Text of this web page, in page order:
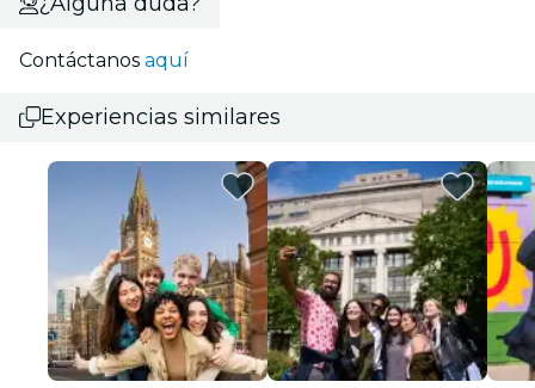
Contáctanos aquí
Experiencias similares